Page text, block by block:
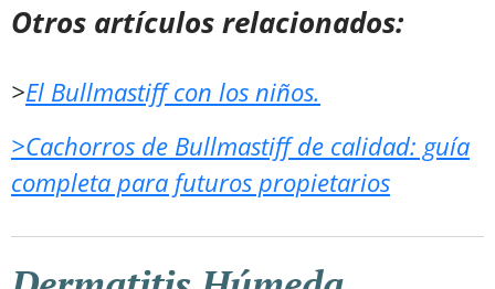
Otros artículos relacionados:
>El Bullmastiff con los niños.
>Cachorros de Bullmastiff de calidad: guía
completa para futuros propietarios